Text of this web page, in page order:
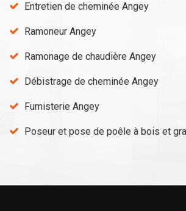
Entretien de cheminée Angey
Ramoneur Angey
Ramonage de chaudière Angey
Débistrage de cheminée Angey
Fumisterie Angey
Poseur et pose de poêle à bois et